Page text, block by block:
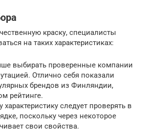
краску, специалисты
на таких характеристиках:
выбирать проверенные компании
Отлично себя показали
брендов из Финляндии,
рейтинге.
характеристику следует проверять в
поскольку через некоторое
свои свойства.